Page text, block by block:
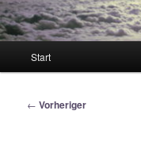
Start
Beitragsnavigation
← Vorheriger